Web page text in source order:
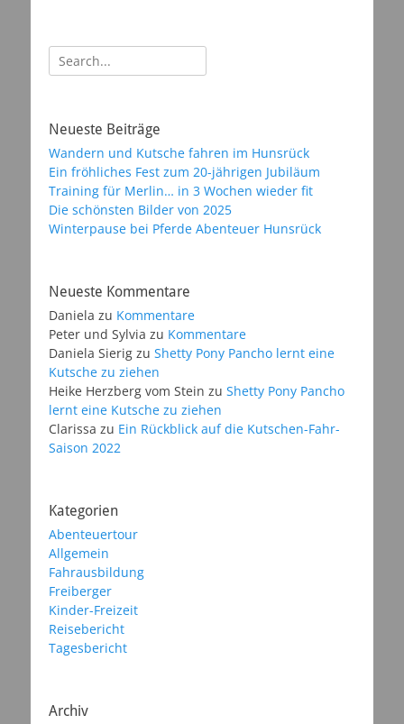
Suchen
nach:
Neueste Beiträge
Wandern und Kutsche fahren im Hunsrück
Ein fröhliches Fest zum 20-jährigen Jubiläum
Training für Merlin… in 3 Wochen wieder fit
Die schönsten Bilder von 2025
Winterpause bei Pferde Abenteuer Hunsrück
Neueste Kommentare
Daniela zu Kommentare
Peter und Sylvia zu Kommentare
Daniela Sierig zu Shetty Pony Pancho lernt eine
Kutsche zu ziehen
Heike Herzberg vom Stein zu Shetty Pony Pancho
lernt eine Kutsche zu ziehen
Clarissa zu Ein Rückblick auf die Kutschen-Fahr-
Saison 2022
Kategorien
Abenteuertour
Allgemein
Fahrausbildung
Freiberger
Kinder-Freizeit
Reisebericht
Tagesbericht
Archiv